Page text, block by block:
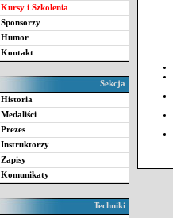
Kursy i Szkolenia
Sponsorzy
Humor
Kontakt
Sekcja
Historia
Medaliści
Prezes
Instruktorzy
Zapisy
Komunikaty
Techniki